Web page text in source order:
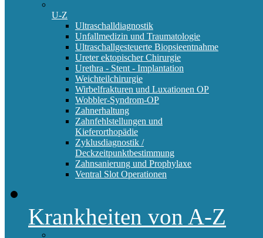
U-Z
Ultraschalldiagnostik
Unfallmedizin und Traumatologie
Ultraschallgesteuerte Biopsieentnahme
Ureter ektopischer Chirurgie
Urethra - Stent - Implantation
Weichteilchirurgie
Wirbelfrakturen und Luxationen OP
Wobbler-Syndrom-OP
Zahnerhaltung
Zahnfehlstellungen und
Kieferorthopädie
Zyklusdiagnostik /
Deckzeitpunktbestimmung
Zahnsanierung und Prophylaxe
Ventral Slot Operationen
Krankheiten von A-Z